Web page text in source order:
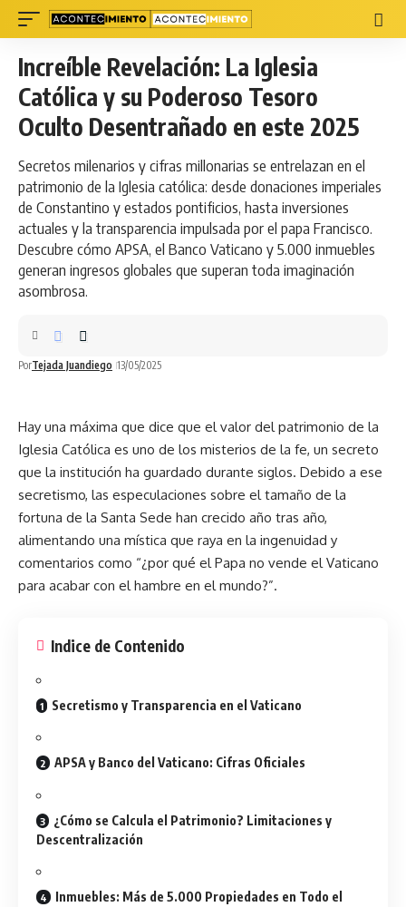
Increíble Revelación: La Iglesia
Católica y su Poderoso Tesoro
Oculto Desentrañado en este 2025
Secretos milenarios y cifras millonarias se entrelazan en el
patrimonio de la Iglesia católica: desde donaciones imperiales
de Constantino y estados pontificios, hasta inversiones
actuales y la transparencia impulsada por el papa Francisco.
Descubre cómo APSA, el Banco Vaticano y 5.000 inmuebles
generan ingresos globales que superan toda imaginación
asombrosa.
PorTejada Juandiego 13/05/2025
Hay una máxima que dice que el valor del patrimonio de la
Iglesia Católica es uno de los misterios de la fe, un secreto
que la institución ha guardado durante siglos. Debido a ese
secretismo, las especulaciones sobre el tamaño de la
fortuna de la Santa Sede han crecido año tras año,
alimentando una mística que raya en la ingenuidad y
comentarios como “¿por qué el Papa no vende el Vaticano
para acabar con el hambre en el mundo?”.
Indice de Contenido
Secretismo y Transparencia en el Vaticano
APSA y Banco del Vaticano: Cifras Oficiales
¿Cómo se Calcula el Patrimonio? Limitaciones y
Descentralización
Inmuebles: Más de 5.000 Propiedades en Todo el